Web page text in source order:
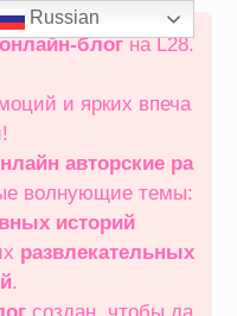
на L28.
и ярких впеча
авторские ра
волнующие темы:
историй
развлекательных
.
Russian